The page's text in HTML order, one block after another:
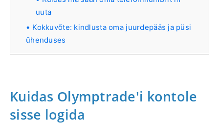
uuta
Kokkuvõte: kindlusta oma juurdepääs ja püsi
ühenduses
Kuidas Olymptrade'i kontole
sisse logida